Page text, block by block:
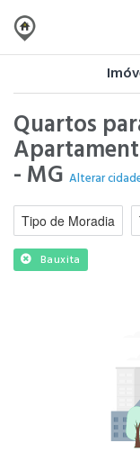
Quartos
- MG Alterar
Tipo de Moradia
Bauxita